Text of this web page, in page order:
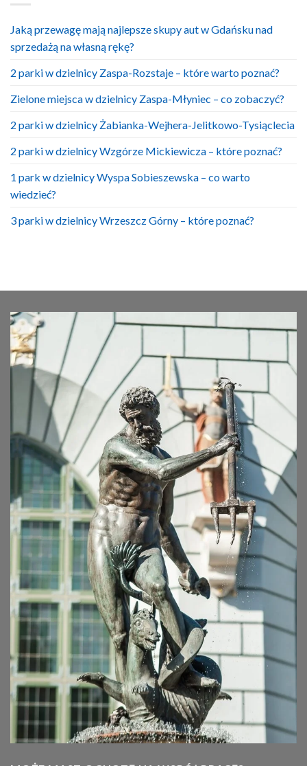
Jaką przewagę mają najlepsze skupy aut w Gdańsku nad
sprzedażą na własną rękę?
2 parki w dzielnicy Zaspa-Rozstaje – które warto poznać?
Zielone miejsca w dzielnicy Zaspa-Młyniec – co zobaczyć?
2 parki w dzielnicy Żabianka-Wejhera-Jelitkowo-Tysiąclecia
2 parki w dzielnicy Wzgórze Mickiewicza – które poznać?
1 park w dzielnicy Wyspa Sobieszewska – co warto
wiedzieć?
3 parki w dzielnicy Wrzeszcz Górny – które poznać?